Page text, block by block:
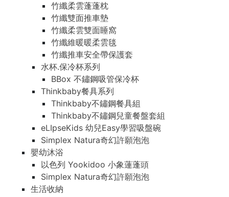
竹纖柔雲蓬蓬枕
竹纖雙面推車墊
竹纖柔雲雙面睡窩
竹纖維暖暖柔雲毯
竹纖推車安全帶保護套
水杯.保冷杯系列
BBox 不鏽鋼吸管保冷杯
Thinkbaby餐具系列
Thinkbaby不鏽鋼餐具組
Thinkbaby不鏽鋼兒童餐盤套組
eLIpseKids 幼兒Easy學習吸盤碗
Simplex Natura奇幻許願泡泡
嬰幼沐浴
以色列 Yookidoo 小象蓮蓬頭
Simplex Natura奇幻許願泡泡
生活收納